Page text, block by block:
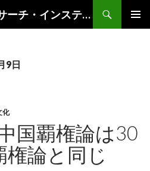
グローバルマクロ・リサーチ・インスティテュート
9日
化
国覇権論は30
論と同じ